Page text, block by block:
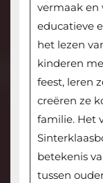
vermaak en
educatieve
het lezen
kinderen
feest, leren
creëren ze
familie. Het
betekenis
tussen